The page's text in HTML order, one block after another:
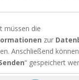
müssen die
zur
Anschließend
“ gespeichert